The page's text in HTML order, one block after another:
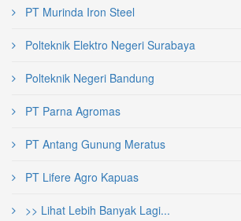
PT Murinda Iron Steel
Polteknik Elektro Negeri Surabaya
Polteknik Negeri Bandung
PT Parna Agromas
PT Antang Gunung Meratus
PT Lifere Agro Kapuas
>> Lihat Lebih Banyak Lagi...